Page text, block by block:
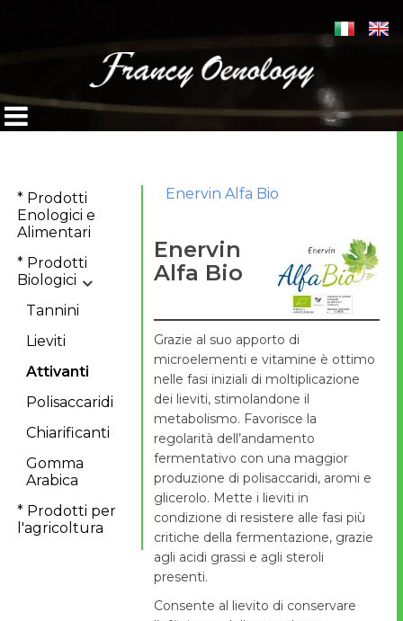
* Prodotti
Enologici e
Alimentari
* Prodotti
Biologici
Tannini
Lieviti
Attivanti
Polisaccaridi
Chiarificanti
Gomma
Arabica
* Prodotti per
l'agricoltura
Enervin Alfa Bio
Enervin
Alfa Bio
Grazie al suo apporto di
microelementi e vitamine è ottimo
nelle fasi iniziali di moltiplicazione
dei lieviti, stimolandone il
metabolismo. Favorisce la
regolarità dell’andamento
fermentativo con una maggior
produzione di polisaccaridi, aromi e
glicerolo. Mette i lieviti in
condizione di resistere alle fasi più
critiche della fermentazione, grazie
agli acidi grassi e agli steroli
presenti.
Consente al lievito di conservare